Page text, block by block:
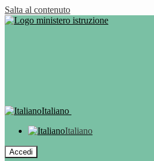
Salta al contenuto
Italiano
Italiano
Accedi